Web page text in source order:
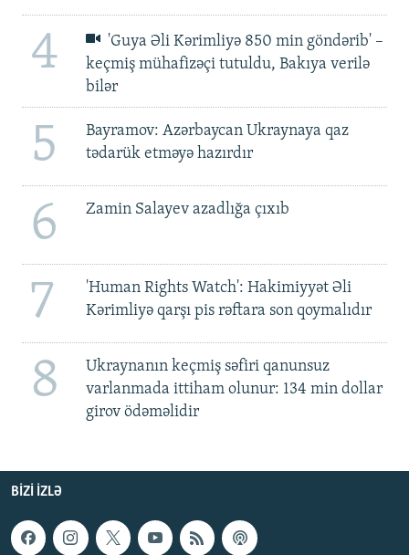
4
'Guya Əli Kərimliyə 850 min göndərib' –
keçmiş mühafizəçi tutuldu, Bakıya verilə
bilər
5
Bayramov: Azərbaycan Ukraynaya qaz
tədarük etməyə hazırdır
6 Zamin Salayev azadlığa çıxıb
7
'Human Rights Watch': Hakimiyyət Əli
Kərimliyə qarşı pis rəftara son qoymalıdır
8
Ukraynanın keçmiş səfiri qanunsuz
varlanmada ittiham olunur: 134 min dollar
girov ödəməlidir
BIZI IZLƏ